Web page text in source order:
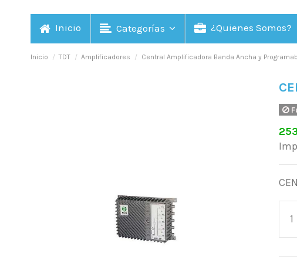
Inicio Categorías ¿Quienes Somos?
Inicio TDT Amplificadores Central Amplificadora Banda Ancha y